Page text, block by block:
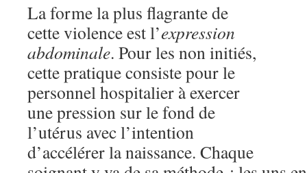
La forme la plus flagrante de
cette violence est l’expression
abdominale. Pour les non initiés,
cette pratique consiste pour le
personnel hospitalier à exercer
une pression sur le fond de
l’utérus avec l’intention
d’accélérer la naissance. Chaque